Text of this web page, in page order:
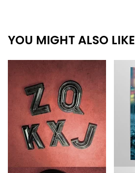
YOU MIGHT ALSO LIKE